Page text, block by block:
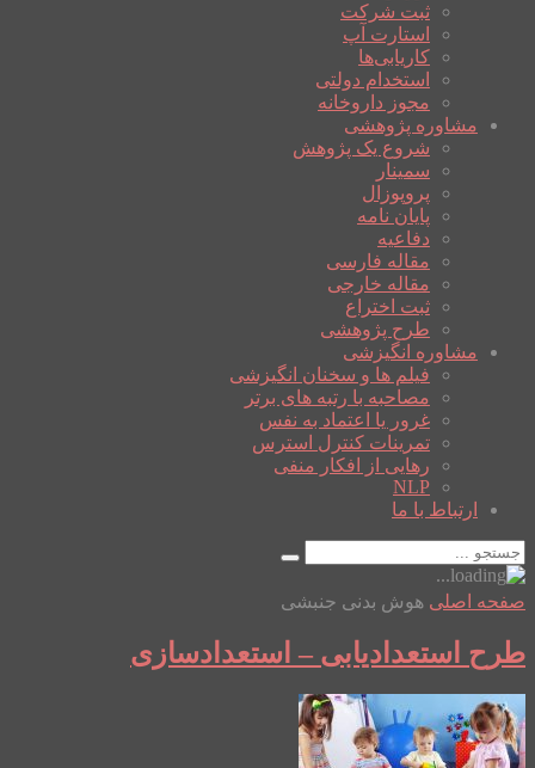
ثبت شرکت
استارت آپ
کاریابی‌ها
استخدام دولتی
مجوز داروخانه
مشاوره پژوهشی
شروع یک پژوهش
سمینار
پروپوزال
پایان نامه
دفاعیه
مقاله فارسی
مقاله خارجی
ثبت اختراع
طرح پژوهشی
مشاوره انگیزشی
فیلم ها و سخنان انگیزشی
مصاحبه با رتبه های برتر
غرور یا اعتماد به نفس
تمرینات کنترل استرس
رهایی از افکار منفی
NLP
ارتباط با ما
صفحه اصلی هوش بدنی جنبشی
طرح استعدادیابی – استعدادسازی